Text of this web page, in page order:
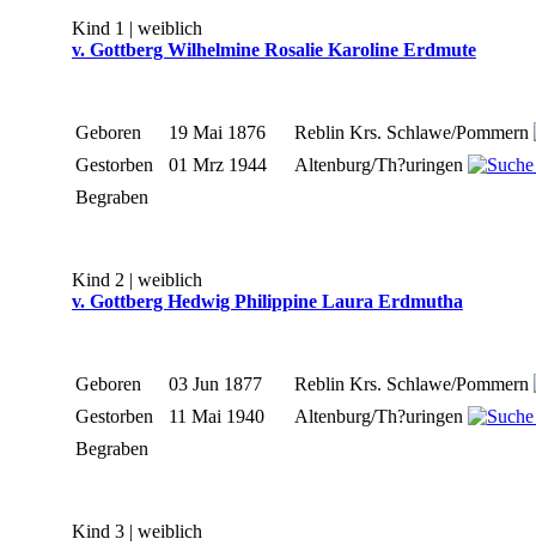
Kind 1 | weiblich
v. Gottberg Wilhelmine Rosalie Karoline Erdmute
Geboren 19 Mai 1876
Reblin Krs. Schlawe/Pommern
Gestorben
01 Mrz 1944
Altenburg/Th?uringen
Begraben
Kind 2 | weiblich
v. Gottberg Hedwig Philippine Laura Erdmutha
Geboren 03 Jun 1877
Reblin Krs. Schlawe/Pommern
Gestorben
11 Mai 1940
Altenburg/Th?uringen
Begraben
Kind 3 | weiblich